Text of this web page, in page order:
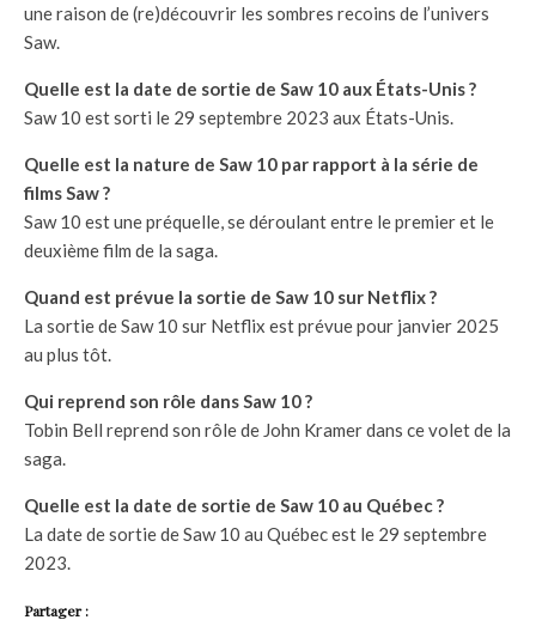
une raison de (re)découvrir les sombres recoins de l’univers
Saw.
Quelle est la date de sortie de Saw 10 aux États-Unis ?
Saw 10 est sorti le 29 septembre 2023 aux États-Unis.
Quelle est la nature de Saw 10 par rapport à la série de
films Saw ?
Saw 10 est une préquelle, se déroulant entre le premier et le
deuxième film de la saga.
Quand est prévue la sortie de Saw 10 sur Netflix ?
La sortie de Saw 10 sur Netflix est prévue pour janvier 2025
au plus tôt.
Qui reprend son rôle dans Saw 10 ?
Tobin Bell reprend son rôle de John Kramer dans ce volet de la
saga.
Quelle est la date de sortie de Saw 10 au Québec ?
La date de sortie de Saw 10 au Québec est le 29 septembre
2023.
Partager :